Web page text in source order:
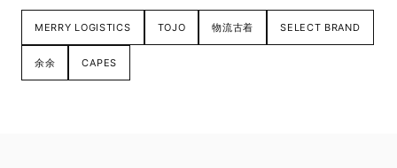
MERRY LOGISTICS TOJO 物流古着 SELECT BRAND
余余 CAPES